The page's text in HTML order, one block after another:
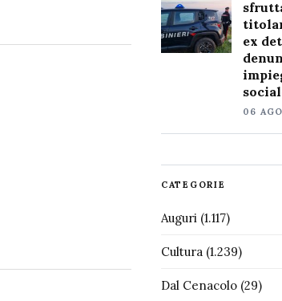
ex
06
CATEGORIE
Auguri(1.117)
Cultura(1.239)
Dal Cenacolo(29)